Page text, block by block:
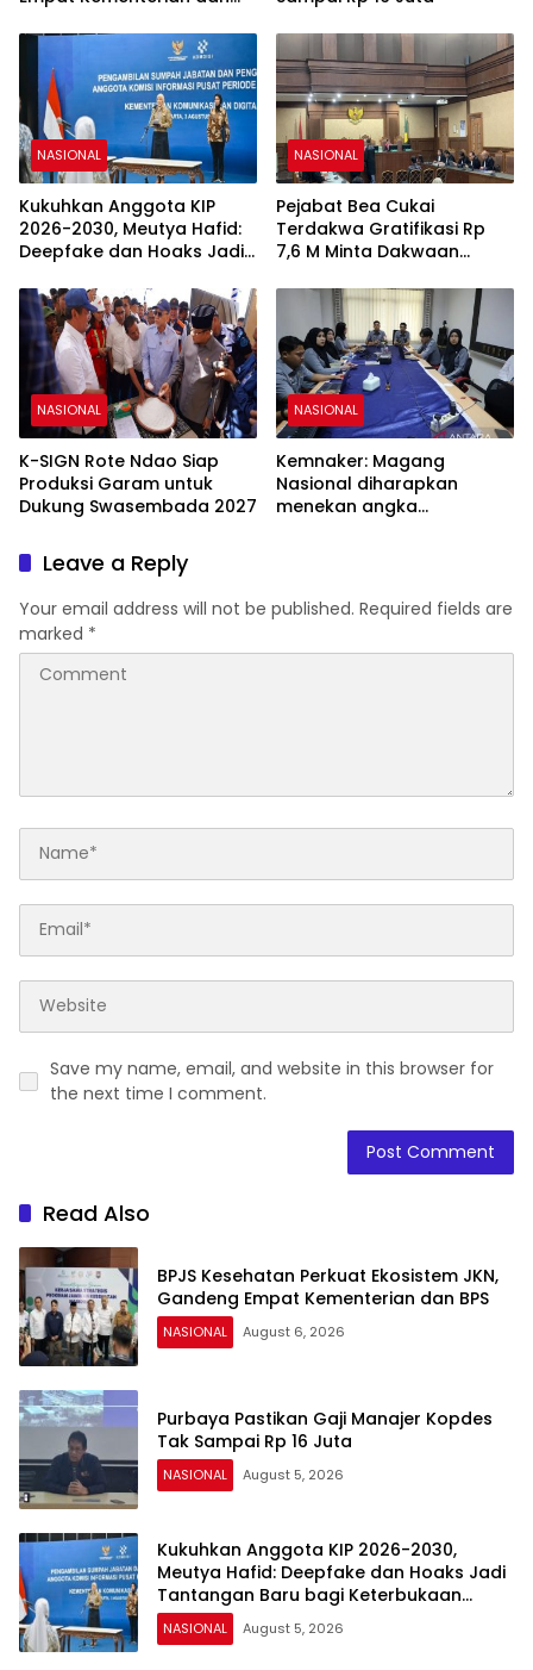
NASIONAL
Kukuhkan Anggota KIP
2026-2030, Meutya Hafid:
Deepfake dan Hoaks Jadi
Keterbukaan Informasi
NASIONAL
Pejabat Bea Cukai
Terdakwa Gratifikasi Rp
7,6 M Minta Dakwaan
NASIONAL
K-SIGN Rote Ndao Siap
Produksi Garam untuk
Dukung Swasembada 2027
NASIONAL
Kemnaker: Magang
Nasional diharapkan
menekan angka
Leave a Reply
Your email address will not be published. Required fields are
marked *
Save my name, email, and website in this browser for
the next time I comment.
Read Also
BPJS Kesehatan Perkuat Ekosistem JKN,
Gandeng Empat Kementerian dan BPS
NASIONAL August 6, 2026
Purbaya Pastikan Gaji Manajer Kopdes
Tak Sampai Rp 16 Juta
NASIONAL August 5, 2026
Kukuhkan Anggota KIP 2026-2030,
Meutya Hafid: Deepfake dan Hoaks Jadi
Tantangan Baru bagi Keterbukaan
Informasi
NASIONAL August 5, 2026